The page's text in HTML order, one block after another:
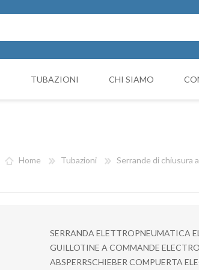
TUBAZIONI
Giunto Antivibrante
CHI SIAMO
Home Tubazioni Serrande di chiusura
SERRANDA ELETTROPNEUMATICA
GUILLOTINE A COMMANDE
ABSPERRSCHIEBER COMPUERTA